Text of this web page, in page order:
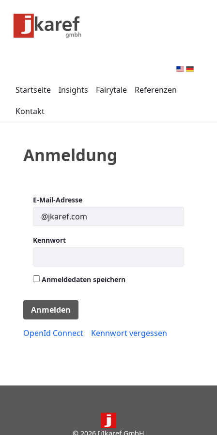
Startseite Insights Fairytale
Referenzen
Kontakt
Anmeldung
Anmeldung
E-Mail-Adresse
Kennwort
Anmeldedaten speichern
Anmelden
OpenId Connect Kennwort vergessen